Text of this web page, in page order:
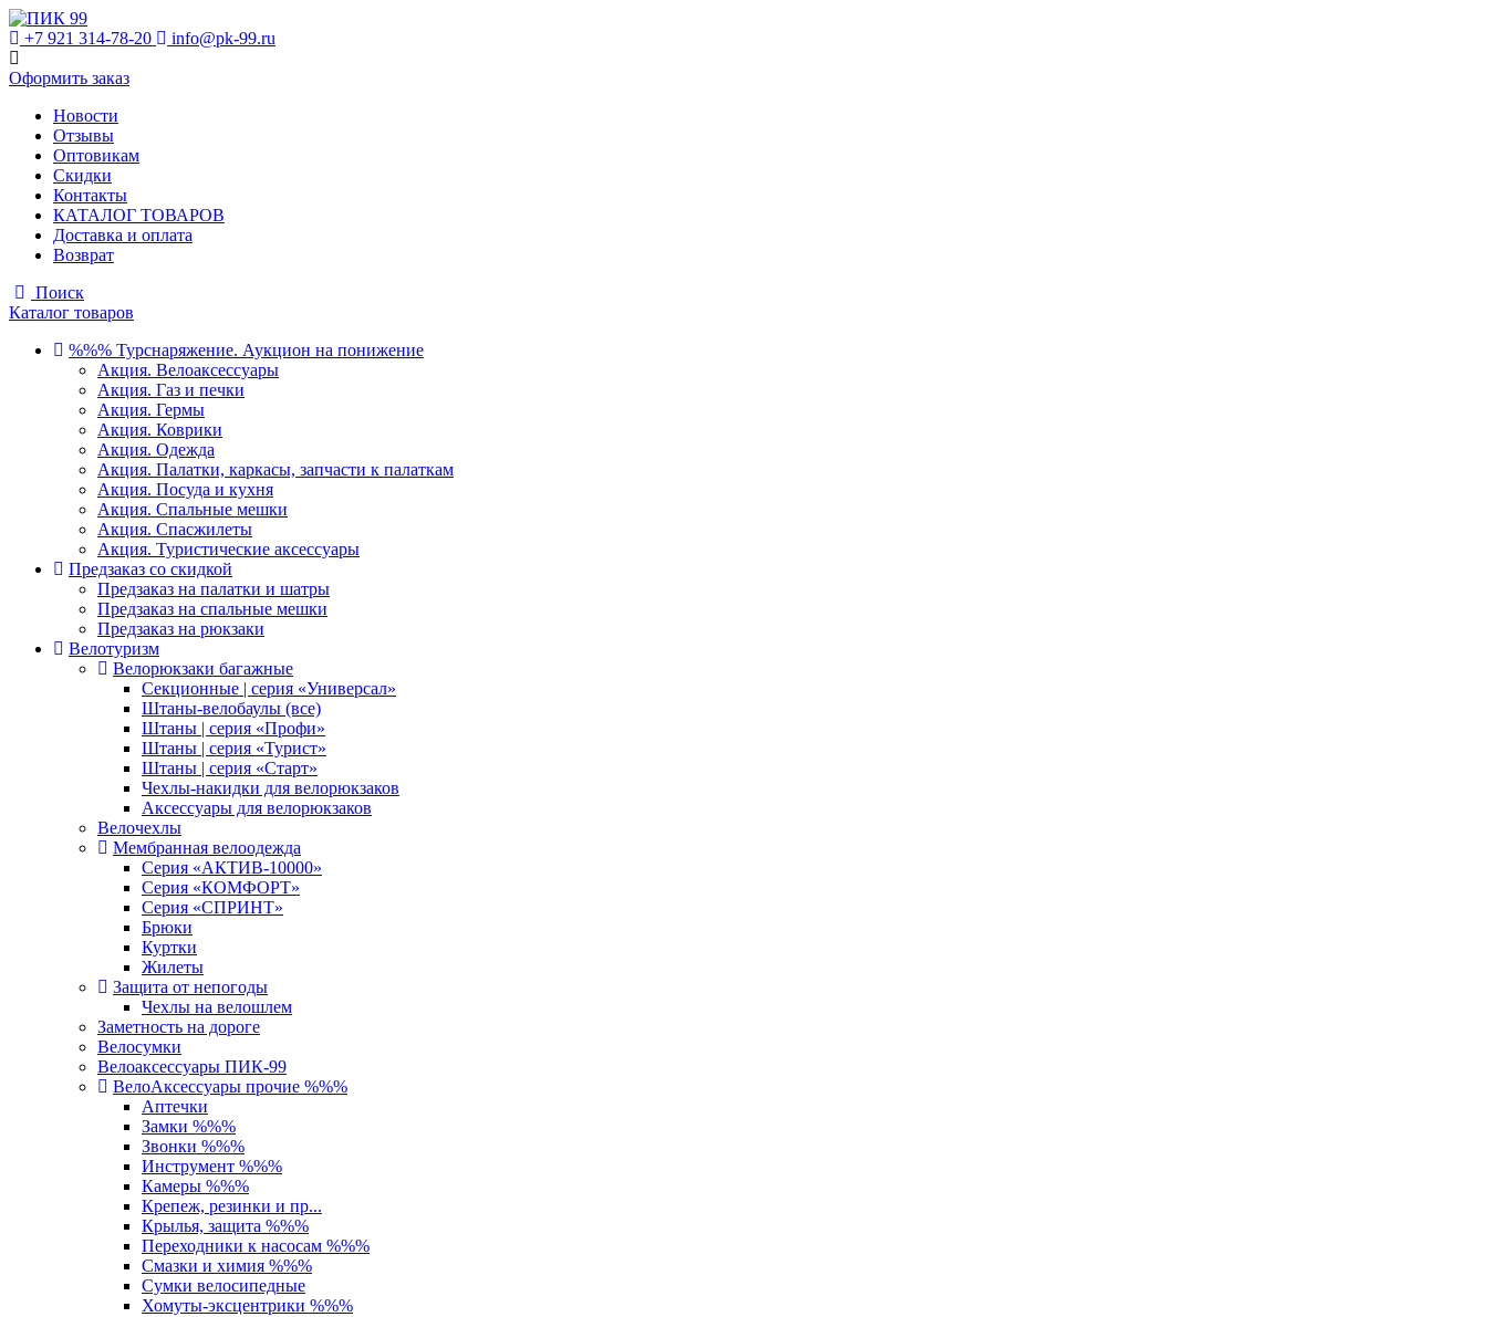
+7 921 314-78-20 info@pk-99.ru
Оформить заказ
Новости
Отзывы
Оптовикам
Скидки
Контакты
КАТАЛОГ ТОВАРОВ
Доставка и оплата
Возврат
Поиск
Каталог товаров
%%% Турснаряжение. Аукцион на понижение
Акция. Велоаксессуары
Акция. Газ и печки
Акция. Гермы
Акция. Коврики
Акция. Одежда
Акция. Палатки, каркасы, запчасти к палаткам
Акция. Посуда и кухня
Акция. Спальные мешки
Акция. Спасжилеты
Акция. Туристические аксессуары
Предзаказ со скидкой
Предзаказ на палатки и шатры
Предзаказ на спальные мешки
Предзаказ на рюкзаки
Велотуризм
Велорюкзаки багажные
Секционные | серия «Универсал»
Штаны-велобаулы (все)
Штаны | серия «Профи»
Штаны | серия «Турист»
Штаны | серия «Старт»
Чехлы-накидки для велорюкзаков
Аксессуары для велорюкзаков
Велочехлы
Мембранная велоодежда
Серия «АКТИВ-10000»
Серия «КОМФОРТ»
Серия «СПРИНТ»
Брюки
Куртки
Жилеты
Защита от непогоды
Чехлы на велошлем
Заметность на дороге
Велосумки
Велоаксессуары ПИК-99
ВелоАксессуары прочие %%%
Аптечки
Замки %%%
Звонки %%%
Инструмент %%%
Камеры %%%
Крепеж, резинки и пр...
Крылья, защита %%%
Переходники к насосам %%%
Смазки и химия %%%
Сумки велосипедные
Хомуты-эксцентрики %%%